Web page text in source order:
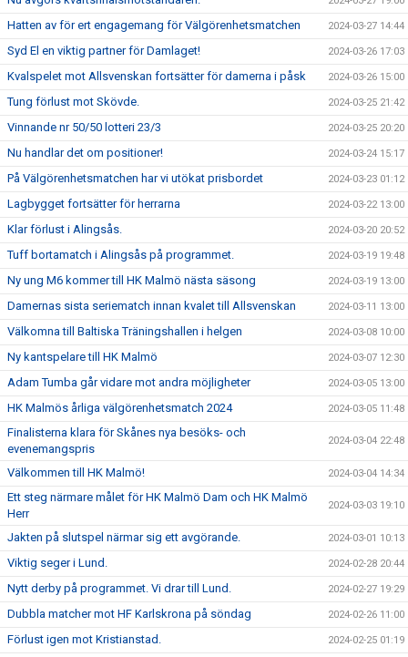
Hatten av för ert engagemang för Välgörenhetsmatchen 2024-03-27 14:44
Syd El en viktig partner för Damlaget! 2024-03-26 17:03
Kvalspelet mot Allsvenskan fortsätter för damerna i påsk 2024-03-26 15:00
Tung förlust mot Skövde. 2024-03-25 21:42
Vinnande nr 50/50 lotteri 23/3 2024-03-25 20:20
Nu handlar det om positioner! 2024-03-24 15:17
På Välgörenhetsmatchen har vi utökat prisbordet 2024-03-23 01:12
Lagbygget fortsätter för herrarna 2024-03-22 13:00
Klar förlust i Alingsås. 2024-03-20 20:52
Tuff bortamatch i Alingsås på programmet. 2024-03-19 19:48
Ny ung M6 kommer till HK Malmö nästa säsong 2024-03-19 13:00
Damernas sista seriematch innan kvalet till Allsvenskan 2024-03-11 13:00
Välkomna till Baltiska Träningshallen i helgen 2024-03-08 10:00
Ny kantspelare till HK Malmö 2024-03-07 12:30
Adam Tumba går vidare mot andra möjligheter 2024-03-05 13:00
HK Malmös årliga välgörenhetsmatch 2024 2024-03-05 11:48
Finalisterna klara för Skånes nya besöks- och
evenemangspris
2024-03-04 22:48
Välkommen till HK Malmö! 2024-03-04 14:34
Ett steg närmare målet för HK Malmö Dam och HK Malmö
Herr
2024-03-03 19:10
Jakten på slutspel närmar sig ett avgörande. 2024-03-01 10:13
Viktig seger i Lund. 2024-02-28 20:44
Nytt derby på programmet. Vi drar till Lund. 2024-02-27 19:29
Dubbla matcher mot HF Karlskrona på söndag 2024-02-26 11:00
Förlust igen mot Kristianstad. 2024-02-25 01:19